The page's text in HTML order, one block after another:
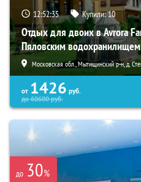
12:52:34 Купили:10
Отдых для двоих в Avrora
Пяловским водохранилищем
Московская обл., Мытищинский р-н, д.
от 1426 руб.
до60600руб.
до 30%